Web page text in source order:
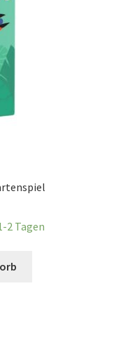
2 Tagen